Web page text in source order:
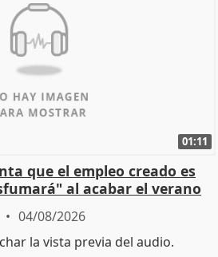
01:11
que el empleo creado es
al acabar el verano
04/08/2026